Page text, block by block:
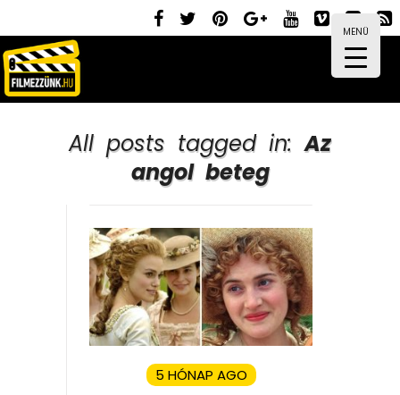
MENÜ
All posts tagged in:Az
angol beteg
5 HÓNAP AGO